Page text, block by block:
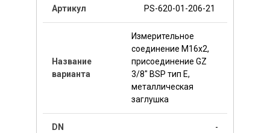
PS-620-01-206-21
Измерительное
соединение M16x2,
присоединение GZ
3/8" BSP тип E,
металлическая
заглушка
-